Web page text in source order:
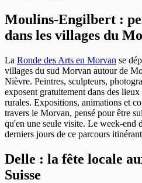
Moulins-Engilbert :
dans les villages du
La Ronde des Arts en Morvan se
villages du sud Morvan autour de
Nièvre. Peintres, sculpteurs,
exposent gratuitement dans des
rurales. Expositions, animations et
travers le Morvan, pensé pour être
qu'en une seule visite. Le week-end
derniers jours de ce parcours
Delle : la fête locale
Suisse